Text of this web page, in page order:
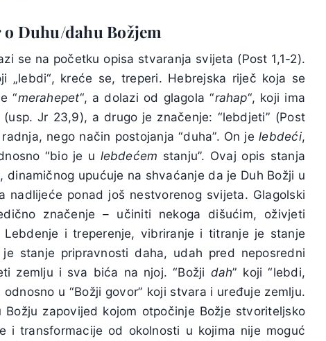
Duhu/dahu Božjem
se na početku opisa stvaranja svijeta (Post 1,1-2).
„lebdi“, kreće se, treperi. Hebrejska riječ koja se
“merahepet“, a dolazi od glagola “rahap“, koji ima
Jr 23,9), a drugo je značenje: “lebdjeti” (Post
nego način postojanja “duha”. On jelebdeći,
“bio je u lebdećem stanju”. Ovaj opis stanja
upućuje na shvaćanje da je Duh Božji u
ponad još nestvorenog svijeta. Glagolski
značenje – učiniti nekoga dišućim, oživjeti
i treperenje, vibriranje i titranje je stanje
stanje pripravnosti daha, udah pred neposredni
zemlju i sva bića na njoj. “Božji dah” koji “lebdi,
u “Božji govor” koji stvara i uređuje zemlju.
zapovijed kojom otpočinje Božje stvoriteljsko
i transformacije od okolnosti u kojima nije moguć